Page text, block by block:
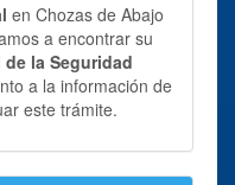
en Chozas de Abajo
a encontrar su
de la Seguridad
a la información de
este trámite.